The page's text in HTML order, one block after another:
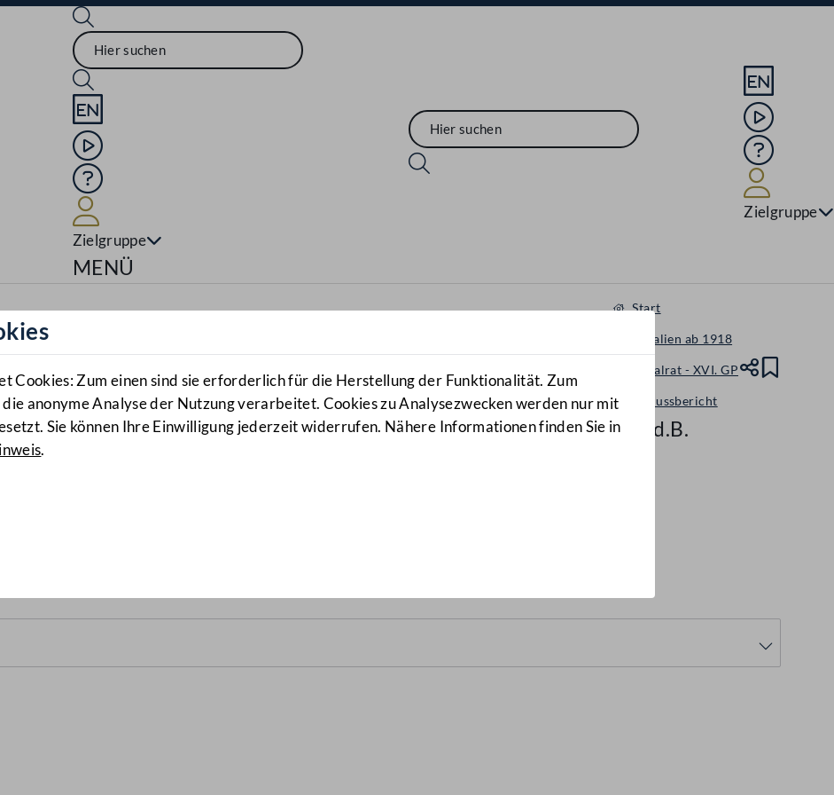
Sprache English
Mediathek
Hilfe
Zielgruppe
Navigationsmenü öffnen
MENÜ
Sprache
Mediathek
Hilfe
Zielgruppe
Cookies: Zum einen sind sie erforderlich für die Herstellung der Funktionalität. Zum
anonyme Analyse der Nutzung verarbeitet. Cookies zu Analysezwecken werden nur mit
Sie können Ihre Einwilligung jederzeit widerrufen. Nähere Informationen finden Sie in
.
Start
Materialien ab 1918
Nationalrat - XVI. GP
Ausschussbericht
948 d.B.